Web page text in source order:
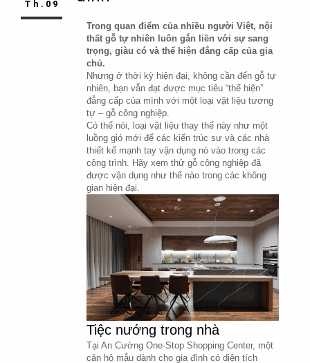
Th.09
Trong quan điểm của nhiều người Việt, nội
thất gỗ tự nhiên luôn gắn liền với sự sang
trọng, giàu có và thể hiện đẳng cấp của gia
chủ.
Nhưng ở thời kỳ hiện đại, không cần đến gỗ tự
nhiên, bạn vẫn đạt được mục tiêu “thể hiện”
đẳng cấp của mình với một loại vật liệu tương
tự – gỗ công nghiệp.
Có thể nói, loại vật liệu thay thế này như một
luồng gió mới để các kiến trúc sư và các nhà
thiết kế mạnh tay vận dụng nó vào trong các
công trình. Hãy xem thử gỗ công nghiệp đã
được vận dụng như thế nào trong các không
gian hiện đại.
Tiệc nướng trong nhà
Tại An Cường One-Stop Shopping Center, một
căn hộ mẫu dành cho gia đình có diện tích